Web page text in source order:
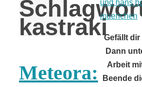
kastraki
Meteora:
Gefällt dir
Dann
Arbeit
Beende